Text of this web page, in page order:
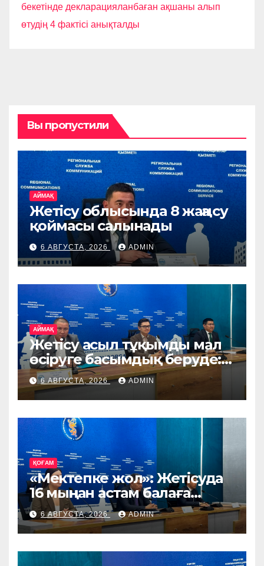
бекетінде декларацияланбаған ақшаны алып
өтудің 4 фактісі анықталды
Вы пропустили
АЙМАҚ
Жетісу облысында 8 жаңа су
қоймасы салынады
6 АВГУСТА, 2026 ADMIN
АЙМАҚ
Жетісу асыл тұқымды мал
өсіруге басымдық беруде:
өңірге Ирландия, Дания
және Германиядан асыл
тұқымды жануарлар
жеткізіледі
6 АВГУСТА, 2026 ADMIN
ҚОҒАМ
«Мектепке жол»: Жетісуда
16 мыңнан астам балаға
көмек көрсетіледі
6 АВГУСТА, 2026 ADMIN